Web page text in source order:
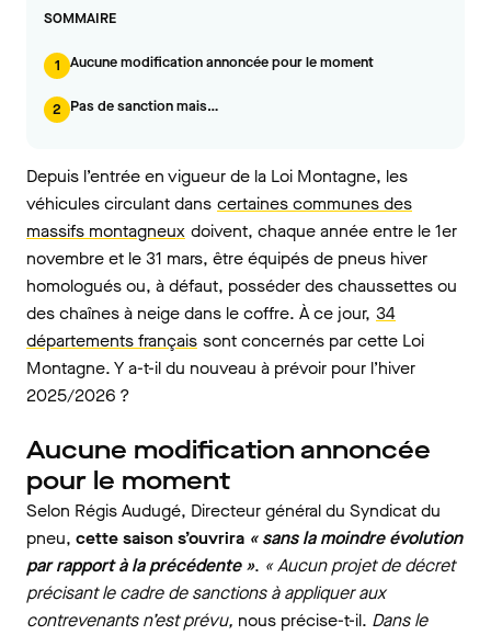
SOMMAIRE
1 Aucune modification annoncée pour le moment
2 Pas de sanction mais…
Depuis l’entrée en vigueur de la Loi Montagne, les
véhicules circulant dans certaines communes des
massifs montagneux doivent, chaque année entre le 1er
novembre et le 31 mars, être équipés de pneus hiver
homologués ou, à défaut, posséder des chaussettes ou
des chaînes à neige dans le coffre. À ce jour, 34
départements français sont concernés par cette Loi
Montagne. Y a-t-il du nouveau à prévoir pour l’hiver
2025/2026 ?
Aucune modification annoncée
pour le moment
Selon Régis Audugé, Directeur général du Syndicat du
pneu, cette saison s’ouvrira « sans la moindre évolution
par rapport à la précédente ». « Aucun projet de décret
précisant le cadre de sanctions à appliquer aux
contrevenants n’est prévu, nous précise-t-il. Dans le